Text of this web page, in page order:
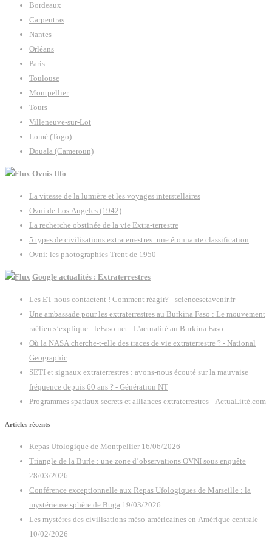
Bordeaux
Carpentras
Nantes
Orléans
Paris
Toulouse
Montpellier
Tours
Villeneuve-sur-Lot
Lomé (Togo)
Douala (Cameroun)
Ovnis Ufo
La vitesse de la lumière et les voyages interstellaires
Ovni de Los Angeles (1942)
La recherche obstinée de la vie Extra-terrestre
5 types de civilisations extraterrestres: une étonnante classification
Ovni: les photographies Trent de 1950
Google actualités : Extraterrestres
Les ET nous contactent ! Comment réagir? - sciencesetavenir.fr
Une ambassade pour les extraterrestres au Burkina Faso : Le mouvement
raëlien s’explique - leFaso.net - L'actualité au Burkina Faso
Où la NASA cherche-t-elle des traces de vie extraterrestre ? - National
Geographic
SETI et signaux extraterrestres : avons-nous écouté sur la mauvaise
fréquence depuis 60 ans ? - Génération NT
Programmes spatiaux secrets et alliances extraterrestres - ActuaLitté.com
Articles récents
Repas Ufologique de Montpellier 16/06/2026
Triangle de la Burle : une zone d’observations OVNI sous enquête
28/03/2026
Conférence exceptionnelle aux Repas Ufologiques de Marseille : la
mystérieuse sphère de Buga 19/03/2026
Les mystères des civilisations méso-américaines en Amérique centrale
10/02/2026